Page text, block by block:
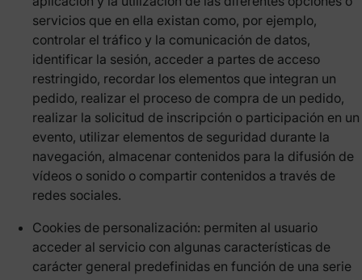
servicios que en ella existan como, por ejemplo,
controlar el tráfico y la comunicación de datos,
identificar la sesión, acceder a partes de acceso
restringido, recordar los elementos que integran un
pedido, realizar el proceso de compra de un pedido,
realizar la solicitud de inscripción o participación en un
evento, utilizar elementos de seguridad durante la
navegación, almacenar contenidos para la difusión de
vídeos o sonido o compartir contenidos a través de
redes sociales.
Cookies de personalización: permiten al usuario
acceder al servicio con algunas características de
carácter general predefinidas en función de una serie